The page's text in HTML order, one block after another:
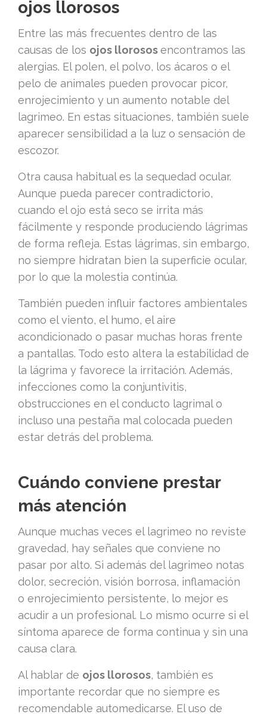
ojos llorosos
Entre las más frecuentes dentro de las
causas de los ojos llorosos encontramos las
alergias. El polen, el polvo, los ácaros o el
pelo de animales pueden provocar picor,
enrojecimiento y un aumento notable del
lagrimeo. En estas situaciones, también suele
aparecer sensibilidad a la luz o sensación de
escozor.
Otra causa habitual es la sequedad ocular.
Aunque pueda parecer contradictorio,
cuando el ojo está seco se irrita más
fácilmente y responde produciendo lágrimas
de forma refleja. Estas lágrimas, sin embargo,
no siempre hidratan bien la superficie ocular,
por lo que la molestia continúa.
También pueden influir factores ambientales
como el viento, el humo, el aire
acondicionado o pasar muchas horas frente
a pantallas. Todo esto altera la estabilidad de
la lágrima y favorece la irritación. Además,
infecciones como la conjuntivitis,
obstrucciones en el conducto lagrimal o
incluso una pestaña mal colocada pueden
estar detrás del problema.
Cuándo conviene prestar
más atención
Aunque muchas veces el lagrimeo no reviste
gravedad, hay señales que conviene no
pasar por alto. Si además del lagrimeo notas
dolor, secreción, visión borrosa, inflamación
o enrojecimiento persistente, lo mejor es
acudir a un profesional. Lo mismo ocurre si el
síntoma aparece de forma continua y sin una
causa clara.
Al hablar de ojos llorosos, también es
importante recordar que no siempre es
recomendable automedicarse. El uso de